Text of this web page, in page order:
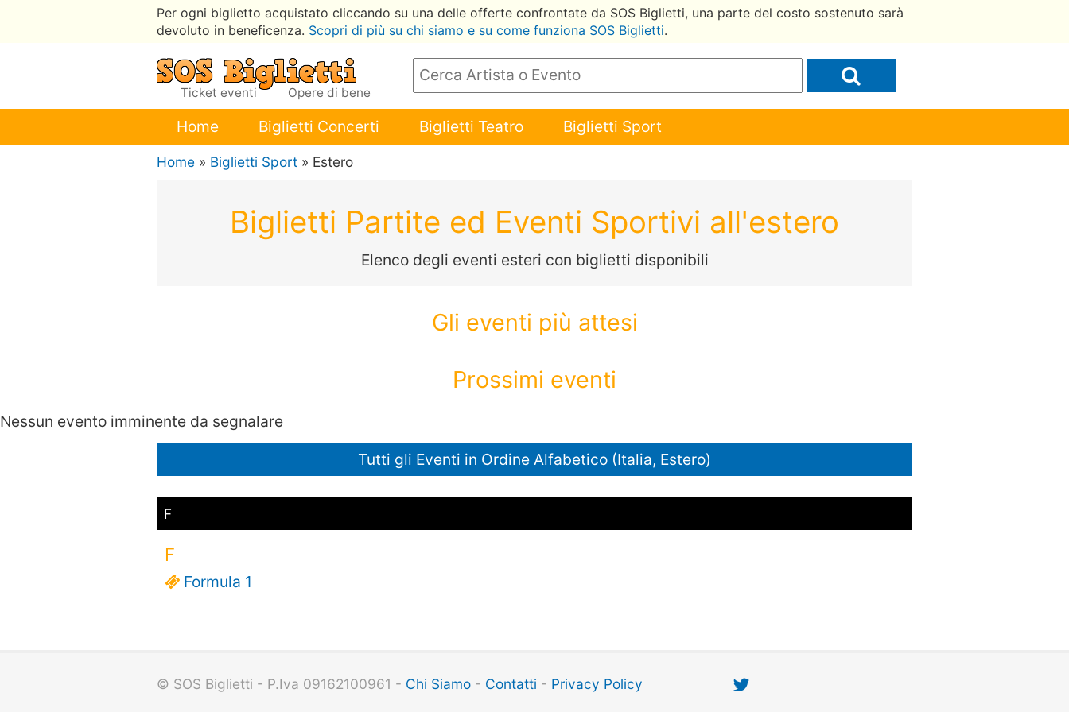
Per ogni biglietto acquistato cliccando su una delle offerte confrontate da SOS Biglietti, una parte del costo sostenuto sarà
devoluto in beneficenza. Scopri di più su chi siamo e su come funziona SOS Biglietti.
Ticket eventi Opere di bene
Home Biglietti Concerti Biglietti Teatro Biglietti Sport
Home » Biglietti Sport » Estero
Biglietti Partite ed Eventi Sportivi all'estero
Elenco degli eventi esteri con biglietti disponibili
Gli eventi più attesi
Prossimi eventi
Nessun evento imminente da segnalare
Tutti gli Eventi in Ordine Alfabetico (Italia, Estero)
F
F
Formula 1
© SOS Biglietti - P.Iva 09162100961 - Chi Siamo - Contatti - Privacy Policy